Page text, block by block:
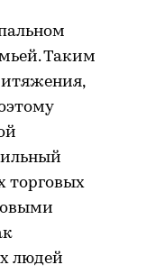
Таким
торговых
людей